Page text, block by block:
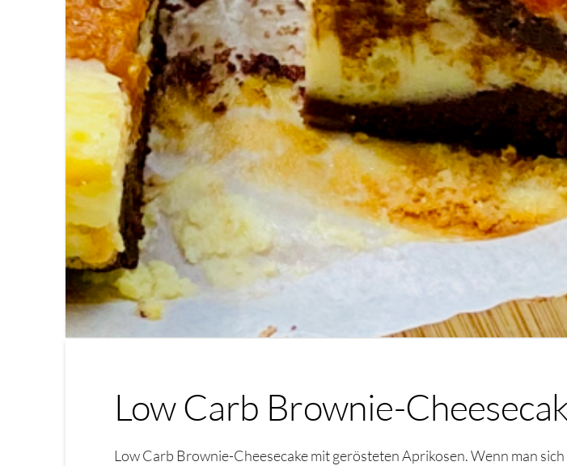
Low Carb Brownie-
Low Carb Brownie-Cheesecake mit gerösteten Aprikosen. Wenn man